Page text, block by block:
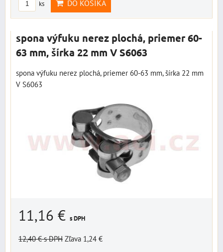
ks DO KOŠÍKA
spona výfuku nerez plochá, priemer 60-
63 mm, šírka 22 mm V S6063
spona výfuku nerez plochá, priemer 60-63 mm, šírka 22 mm
V S6063
11,16 € s DPH
12,40 €s DPH Zľava 1,24 €